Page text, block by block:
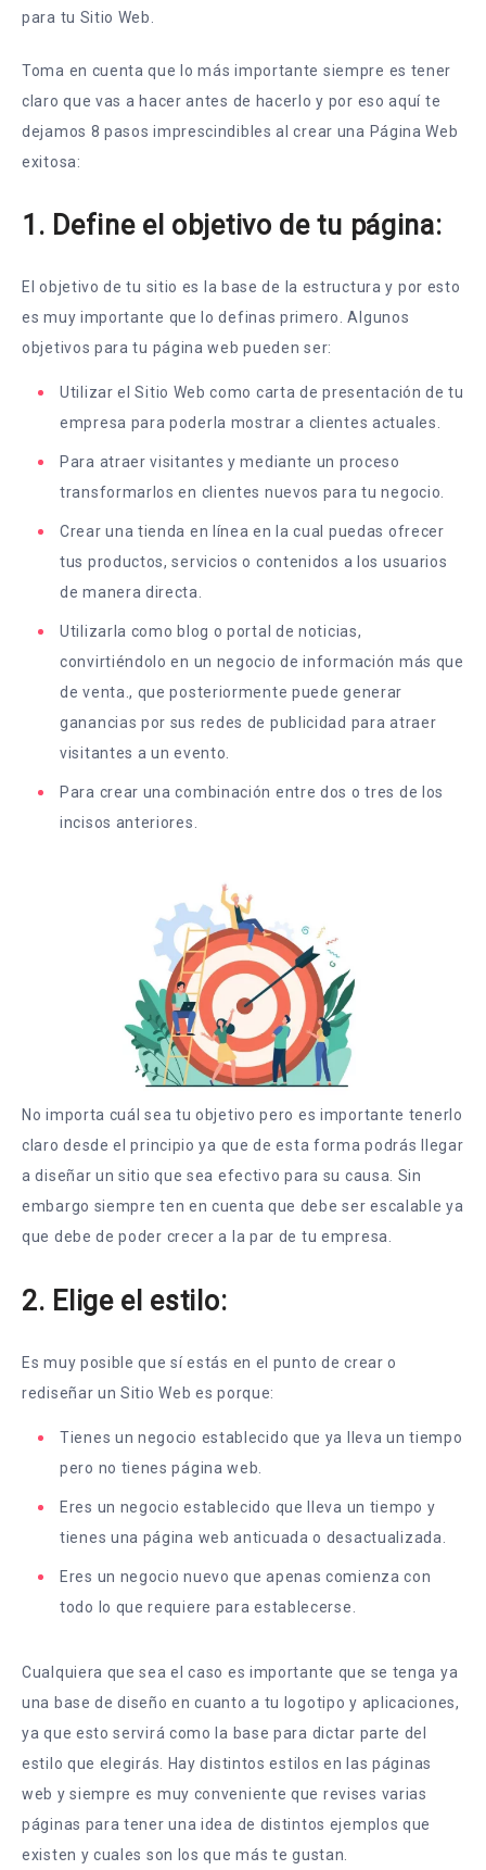
para tu Sitio Web.
Toma en cuenta que lo más importante siempre es tener
claro que vas a hacer antes de hacerlo y por eso aquí te
dejamos 8 pasos imprescindibles al crear una Página Web
exitosa:
1. Define el objetivo de tu página:
El objetivo de tu sitio es la base de la estructura y por esto
es muy importante que lo definas primero. Algunos
objetivos para tu página web pueden ser:
Utilizar el Sitio Web como carta de presentación de tu
empresa para poderla mostrar a clientes actuales.
Para atraer visitantes y mediante un proceso
transformarlos en clientes nuevos para tu negocio.
Crear una tienda en línea en la cual puedas ofrecer
tus productos, servicios o contenidos a los usuarios
de manera directa.
Utilizarla como blog o portal de noticias,
convirtiéndolo en un negocio de información más que
de venta., que posteriormente puede generar
ganancias por sus redes de publicidad para atraer
visitantes a un evento.
Para crear una combinación entre dos o tres de los
incisos anteriores.
No importa cuál sea tu objetivo pero es importante tenerlo
claro desde el principio ya que de esta forma podrás llegar
a diseñar un sitio que sea efectivo para su causa. Sin
embargo siempre ten en cuenta que debe ser escalable ya
que debe de poder crecer a la par de tu empresa.
2. Elige el estilo:
Es muy posible que sí estás en el punto de crear o
rediseñar un Sitio Web es porque:
Tienes un negocio establecido que ya lleva un tiempo
pero no tienes página web.
Eres un negocio establecido que lleva un tiempo y
tienes una página web anticuada o desactualizada.
Eres un negocio nuevo que apenas comienza con
todo lo que requiere para establecerse.
Cualquiera que sea el caso es importante que se tenga ya
una base de diseño en cuanto a tu logotipo y aplicaciones,
ya que esto servirá como la base para dictar parte del
estilo que elegirás. Hay distintos estilos en las páginas
web y siempre es muy conveniente que revises varias
páginas para tener una idea de distintos ejemplos que
existen y cuales son los que más te gustan.